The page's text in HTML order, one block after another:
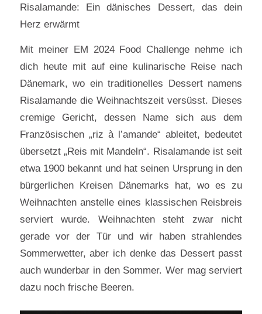
Risalamande: Ein dänisches Dessert, das dein
Herz erwärmt
Mit meiner EM 2024 Food Challenge nehme ich
dich heute mit auf eine kulinarische Reise nach
Dänemark, wo ein traditionelles Dessert namens
Risalamande die Weihnachtszeit versüsst. Dieses
cremige Gericht, dessen Name sich aus dem
Französischen „riz à l’amande“ ableitet, bedeutet
übersetzt „Reis mit Mandeln“. Risalamande ist seit
etwa 1900 bekannt und hat seinen Ursprung in den
bürgerlichen Kreisen Dänemarks hat, wo es zu
Weihnachten anstelle eines klassischen Reisbreis
serviert wurde. Weihnachten steht zwar nicht
gerade vor der Tür und wir haben strahlendes
Sommerwetter, aber ich denke das Dessert passt
auch wunderbar in den Sommer. Wer mag serviert
dazu noch frische Beeren.